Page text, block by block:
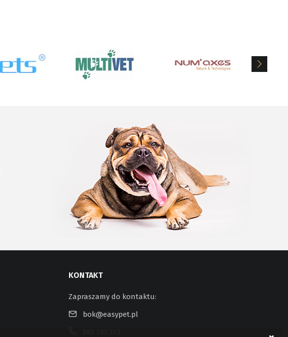
KONTAKT
Zapraszamy do kontaktu:
bok@easypet.pl